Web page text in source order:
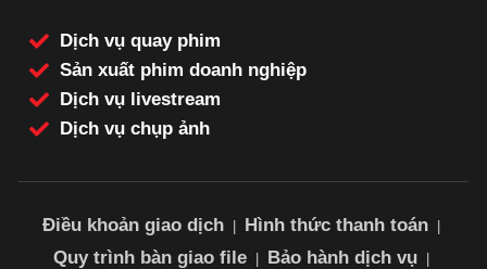
Dịch vụ quay phim
Sản xuất phim doanh nghiệp
Dịch vụ livestream
Dịch vụ chụp ảnh
Điều khoản giao dịch | Hình thức thanh toán |
Quy trình bàn giao file | Bảo hành dịch vụ |